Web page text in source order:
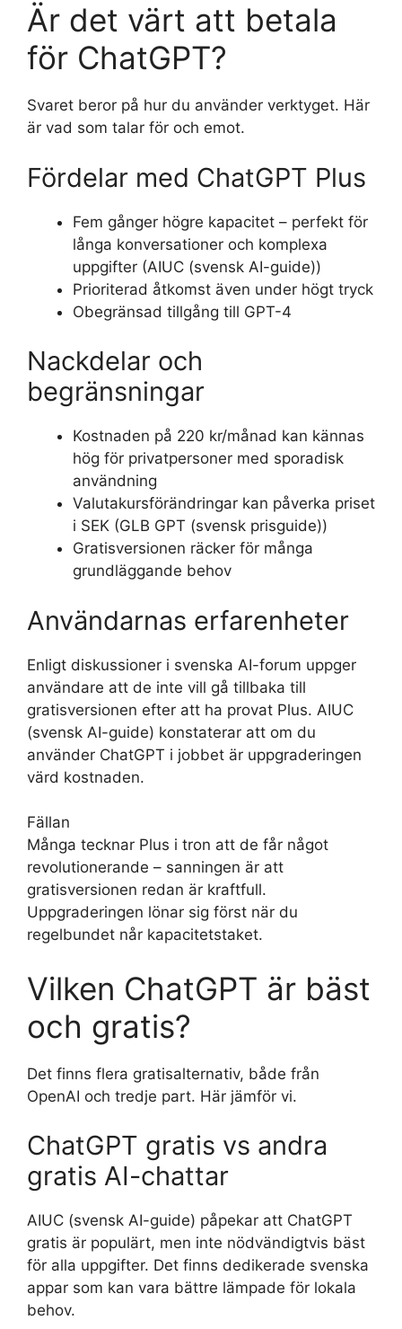
Är det värt att betala
för ChatGPT?
Svaret beror på hur du använder verktyget. Här
är vad som talar för och emot.
Fördelar med ChatGPT Plus
Fem gånger högre kapacitet – perfekt för
långa konversationer och komplexa
uppgifter (AIUC (svensk AI-guide))
Prioriterad åtkomst även under högt tryck
Obegränsad tillgång till GPT-4
Nackdelar och
begränsningar
Kostnaden på 220 kr/månad kan kännas
hög för privatpersoner med sporadisk
användning
Valutakursförändringar kan påverka priset
i SEK (GLB GPT (svensk prisguide))
Gratisversionen räcker för många
grundläggande behov
Användarnas erfarenheter
Enligt diskussioner i svenska AI-forum uppger
användare att de inte vill gå tillbaka till
gratisversionen efter att ha provat Plus. AIUC
(svensk AI-guide) konstaterar att om du
använder ChatGPT i jobbet är uppgraderingen
värd kostnaden.
Fällan
Många tecknar Plus i tron att de får något
revolutionerande – sanningen är att
gratisversionen redan är kraftfull.
Uppgraderingen lönar sig först när du
regelbundet når kapacitetstaket.
Vilken ChatGPT är bäst
och gratis?
Det finns flera gratisalternativ, både från
OpenAI och tredje part. Här jämför vi.
ChatGPT gratis vs andra
gratis AI-chattar
AIUC (svensk AI-guide) påpekar att ChatGPT
gratis är populärt, men inte nödvändigtvis bäst
för alla uppgifter. Det finns dedikerade svenska
appar som kan vara bättre lämpade för lokala
behov.